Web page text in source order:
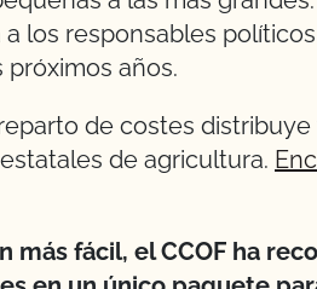
a los responsables
años.
de costes
de agricultura.
más fácil, el CCOF ha